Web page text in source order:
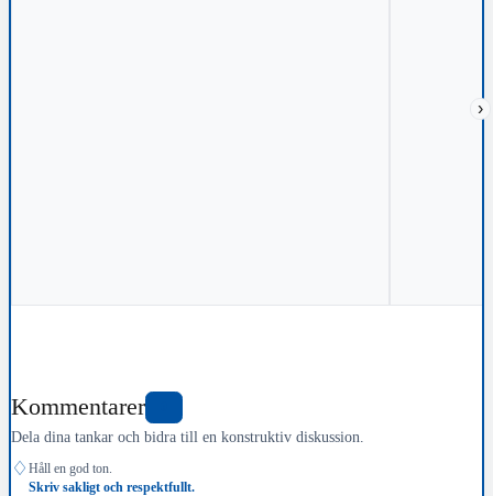
›
Kommentarer
Dela dina tankar och bidra till en konstruktiv diskussion.
♢ Håll en god ton.
Skriv sakligt och respektfullt.